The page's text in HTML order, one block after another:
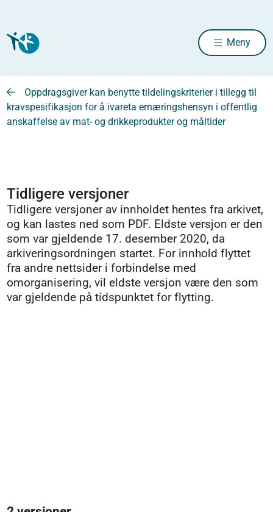
Meny
Oppdragsgiver kan benytte tildelingskriterier i tillegg til
kravspesifikasjon for å ivareta ernæringshensyn i offentlig
anskaffelse av mat- og drikkeprodukter og måltider
Tidligere versjoner
Tidligere versjoner av innholdet hentes fra arkivet,
og kan lastes ned som PDF. Eldste versjon er den
som var gjeldende 17. desember 2020, da
arkiveringsordningen startet. For innhold flyttet
fra andre nettsider i forbindelse med
omorganisering, vil eldste versjon være den som
var gjeldende på tidspunktet for flytting.